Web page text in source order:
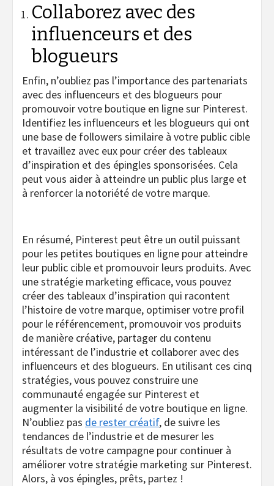
Collaborez avec des
influenceurs et des
blogueurs
Enfin, n’oubliez pas l’importance des partenariats
avec des influenceurs et des blogueurs pour
promouvoir votre boutique en ligne sur Pinterest.
Identifiez les influenceurs et les blogueurs qui ont
une base de followers similaire à votre public cible
et travaillez avec eux pour créer des tableaux
d’inspiration et des épingles sponsorisées. Cela
peut vous aider à atteindre un public plus large et
à renforcer la notoriété de votre marque.
En résumé, Pinterest peut être un outil puissant
pour les petites boutiques en ligne pour atteindre
leur public cible et promouvoir leurs produits. Avec
une stratégie marketing efficace, vous pouvez
créer des tableaux d’inspiration qui racontent
l’histoire de votre marque, optimiser votre profil
pour le référencement, promouvoir vos produits
de manière créative, partager du contenu
intéressant de l’industrie et collaborer avec des
influenceurs et des blogueurs. En utilisant ces cinq
stratégies, vous pouvez construire une
communauté engagée sur Pinterest et
augmenter la visibilité de votre boutique en ligne.
N’oubliez pas de rester créatif, de suivre les
tendances de l’industrie et de mesurer les
résultats de votre campagne pour continuer à
améliorer votre stratégie marketing sur Pinterest.
Alors, à vos épingles, prêts, partez !